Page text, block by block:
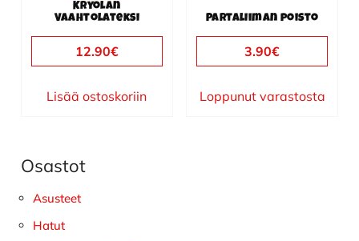
Kryolan
Vaahtolateksi
12.90€
Lisää ostoskoriin
Partaliiman poisto
3.90€
Loppunut varastosta
Ensisijainen
sivupalkki
Osastot
Asusteet
Hatut